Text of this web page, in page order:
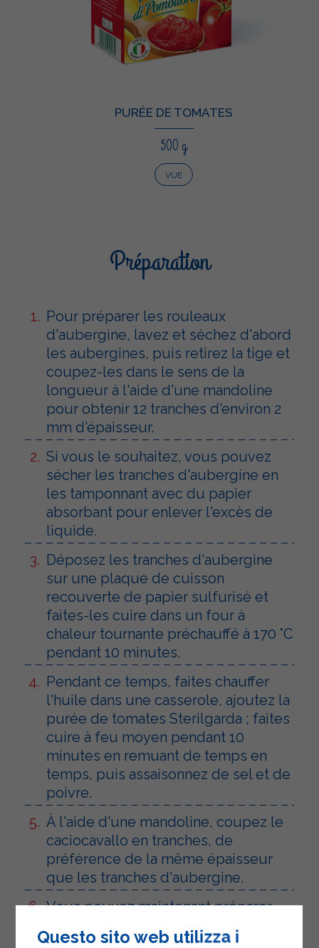
PURÉE DE TOMATES
500 g
VUE
Préparation
Pour préparer les rouleaux
d'aubergine, lavez et séchez d'abord
les aubergines, puis retirez la tige et
coupez-les dans le sens de la
longueur à l'aide d'une mandoline
pour obtenir 12 tranches d'environ 2
mm d'épaisseur.
Si vous le souhaitez, vous pouvez
sécher les tranches d'aubergine en
les tamponnant avec du papier
absorbant pour enlever l'excès de
liquide.
Déposez les tranches d'aubergine
sur une plaque de cuisson
recouverte de papier sulfurisé et
faites-les cuire dans un four à
chaleur tournante préchauffé à 170 °C
pendant 10 minutes.
Pendant ce temps, faites chauffer
l'huile dans une casserole, ajoutez la
purée de tomates Sterilgarda ; faites
cuire à feu moyen pendant 10
minutes en remuant de temps en
temps, puis assaisonnez de sel et de
poivre.
À l'aide d'une mandoline, coupez le
caciocavallo en tranches, de
préférence de la même épaisseur
que les tranches d'aubergine.
Vous pouvez maintenant préparer
les rouleaux : déposez une tranche
d’aubergine légèrement réchauffée
Questo sito web utilizza i